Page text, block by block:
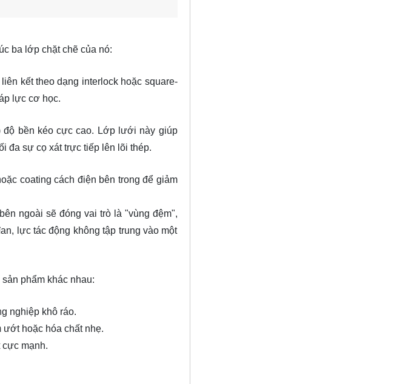
ba lớp chặt chẽ của nó:
kết theo dạng interlock hoặc square-
lực cơ học.
bền kéo cực cao. Lớp lưới này giúp
đa sự cọ xát trực tiếp lên lõi thép.
coating cách điện bên trong để giảm
ngoài sẽ đóng vai trò là "vùng đệm",
lực tác động không tập trung vào một
phẩm khác nhau:
nghiệp khô ráo.
ướt hoặc hóa chất nhẹ.
cực mạnh.